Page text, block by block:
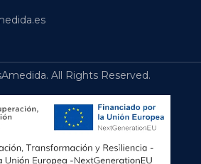
All Rights Reserved.